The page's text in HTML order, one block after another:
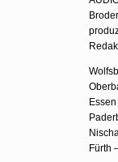
Fürth